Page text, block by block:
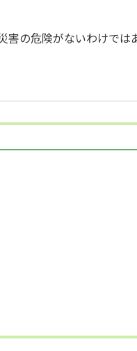
害の危険がないわけでは